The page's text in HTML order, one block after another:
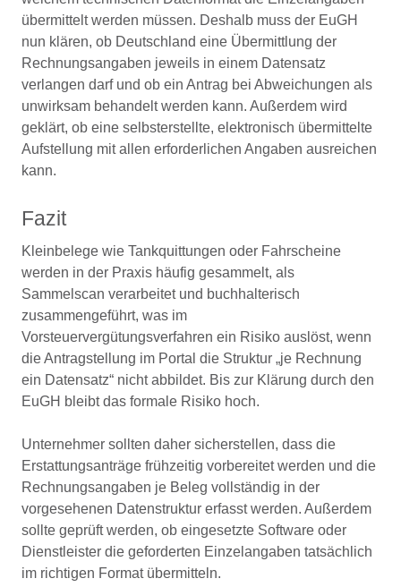
übermittelt werden müssen. Deshalb muss der EuGH
nun klären, ob Deutschland eine Übermittlung der
Rechnungsangaben jeweils in einem Datensatz
verlangen darf und ob ein Antrag bei Abweichungen als
unwirksam behandelt werden kann. Außerdem wird
geklärt, ob eine selbsterstellte, elektronisch übermittelte
Aufstellung mit allen erforderlichen Angaben ausreichen
kann.
Fazit
Kleinbelege wie Tankquittungen oder Fahrscheine
werden in der Praxis häufig gesammelt, als
Sammelscan verarbeitet und buchhalterisch
zusammengeführt, was im
Vorsteuervergütungsverfahren ein Risiko auslöst, wenn
die Antragstellung im Portal die Struktur „je Rechnung
ein Datensatz“ nicht abbildet. Bis zur Klärung durch den
EuGH bleibt das formale Risiko hoch.
Unternehmer sollten daher sicherstellen, dass die
Erstattungsanträge frühzeitig vorbereitet werden und die
Rechnungsangaben je Beleg vollständig in der
vorgesehenen Datenstruktur erfasst werden. Außerdem
sollte geprüft werden, ob eingesetzte Software oder
Dienstleister die geforderten Einzelangaben tatsächlich
im richtigen Format übermitteln.